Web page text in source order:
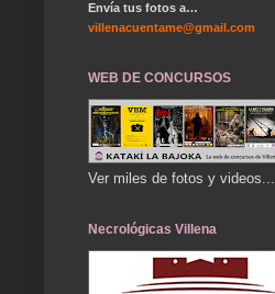
Envía tus fotos a…
villenacuentame@gmail.com
WEB DE CONCURSOS
Ver miles de fotos y videos...
Necrológicas Villena